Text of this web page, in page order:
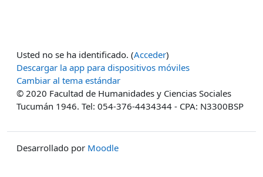
Usted no se ha identificado. (Acceder)
Descargar la app para dispositivos móviles
Cambiar al tema estándar
© 2020 Facultad de Humanidades y Ciencias Sociales
Tucumán 1946. Tel: 054-376-4434344 - CPA: N3300BSP
Desarrollado por Moodle